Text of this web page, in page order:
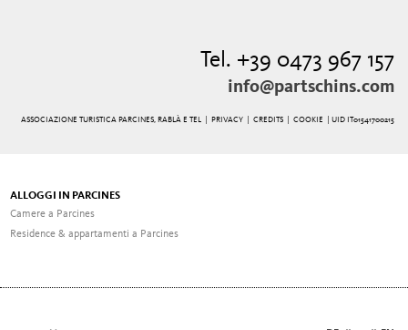
Tel. +39 0473 967 157
info@partschins.com
ASSOCIAZIONE TURISTICA PARCINES, RABLÀ E TEL | PRIVACY| CREDITS| COOKIE | UID IT01541700215
ALLOGGI IN PARCINES
Camere a Parcines
Residence & appartamenti a Parcines